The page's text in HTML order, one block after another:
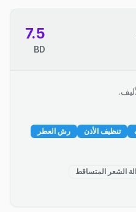
7.5
BD
تنظيف الأذن رش العطر
الشعر المتساقط